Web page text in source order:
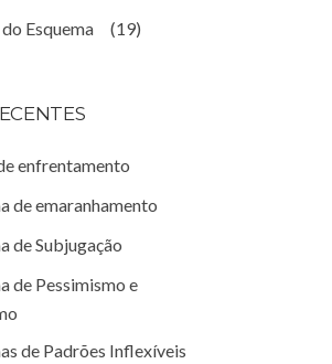
Esquema
(19)
enfrentamento
de emaranhamento
de Subjugação
de Pessimismo e
de Padrões Inflexíveis